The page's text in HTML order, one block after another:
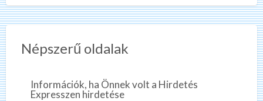
Népszerű oldalak
Információk, ha Önnek volt a Hirdetés
Expresszen hirdetése